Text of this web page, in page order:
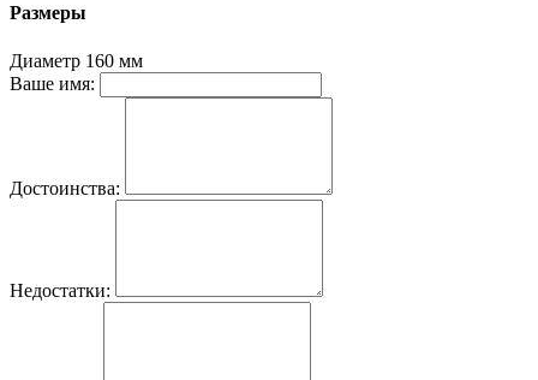
Размеры
Диаметр 160 мм
Ваше имя:
Достоинства:
Недостатки: